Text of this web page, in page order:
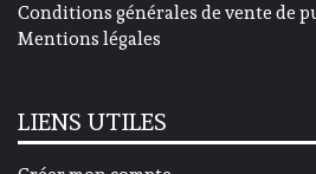
Conditions générales de vente de
Mentions légales
LIENS UTILES